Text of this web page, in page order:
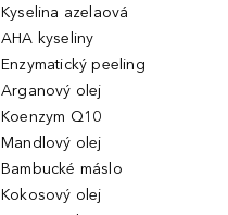
Kyselina azelaová
AHA kyseliny
Enzymatický peeling
Arganový olej
Koenzym Q10
Mandlový olej
Bambucké máslo
Kokosový olej